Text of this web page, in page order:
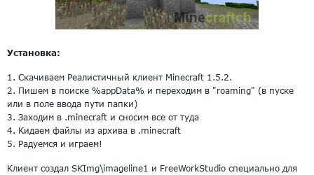
Установка:
1. Скачиваем Реалистичный клиент Minecraft 1.5.2.
2. Пишем в поиске %appData% и переходим в "roaming" (в пуске
или в поле ввода пути папки)
3. Заходим в .minecraft и сносим все от туда
4. Кидаем файлы из архива в .minecraft
5. Радуемся и играем!
Клиент создал SKImg\imageline1 и FreeWorkStudio специально для